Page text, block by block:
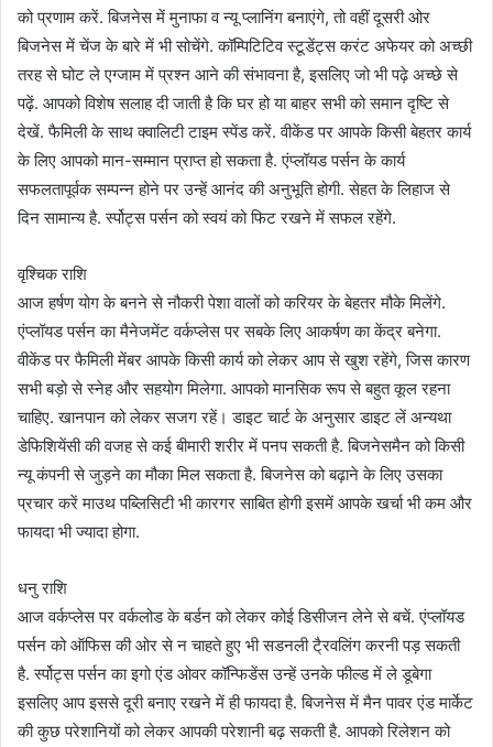
को प्रणाम करें. बिजनेस में मुनाफा व न्यू प्लानिंग बनाएंगे, तो वहीं दूसरी ओर
बिजनेस में चेंज के बारे में भी सोचेंगे. कॉम्पिटिटिव स्टूडेंट्स करंट अफेयर को अच्छी
तरह से घोट ले एग्जाम में प्रश्न आने की संभावना है, इसलिए जो भी पढ़े अच्छे से
पढ़ें. आपको विशेष सलाह दी जाती है कि घर हो या बाहर सभी को समान दृष्टि से
देखें. फैमिली के साथ क्वालिटी टाइम स्पेंड करें. वीकेंड पर आपके किसी बेहतर कार्य
के लिए आपको मान-सम्मान प्राप्त हो सकता है. एंप्लॉयड पर्सन के कार्य
सफलतापूर्वक सम्पन्न होने पर उन्हें आनंद की अनुभूति होगी. सेहत के लिहाज से
दिन सामान्य है. र्स्पोट्स पर्सन को स्वयं को फिट रखने में सफल रहेंगे.
वृश्चिक राशि
आज हर्षण योग के बनने से नौकरी पेशा वालों को करियर के बेहतर मौके मिलेंगे.
एंप्लॉयड पर्सन का मैनेजमेंट वर्कप्लेस पर सबके लिए आकर्षण का केंद्र बनेगा.
वीकेंड पर फैमिली मेंबर आपके किसी कार्य को लेकर आप से खुश रहेंगे, जिस कारण
सभी बड़ो से स्नेह और सहयोग मिलेगा. आपको मानसिक रूप से बहुत कूल रहना
चाहिए. खानपान को लेकर सजग रहें। डाइट चार्ट के अनुसार डाइट लें अन्यथा
डेफिशियेंसी की वजह से कई बीमारी शरीर में पनप सकती है. बिजनेसमैन को किसी
न्यू कंपनी से जुड़ने का मौका मिल सकता है. बिजनेस को बढ़ाने के लिए उसका
प्रचार करें माउथ पब्लिसिटी भी कारगर साबित होगी इसमें आपके खर्चा भी कम और
फायदा भी ज्यादा होगा.
धनु राशि
आज वर्कप्लेस पर वर्कलोड के बर्डन को लेकर कोई डिसीजन लेने से बचें. एंप्लॉयड
पर्सन को ऑफिस की ओर से न चाहते हुए भी सडनली टै्रवलिंग करनी पड़ सकती
है. र्स्पोट्स पर्सन का इगो एंड ओवर कॉन्फिडेंस उन्हें उनके फील्ड में ले डूबेगा
इसलिए आप इससे दूरी बनाए रखने में ही फायदा है. बिजनेस में मैन पावर एंड मार्केट
की कुछ परेशानियों को लेकर आपकी परेशानी बढ़ सकती है. आपको रिलेशन को